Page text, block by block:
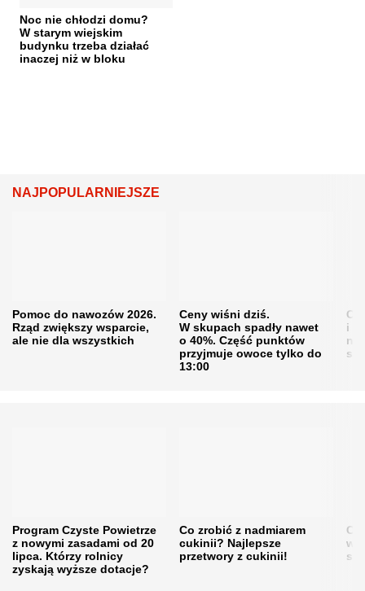
Noc nie chłodzi domu?
W starym wiejskim
budynku trzeba działać
inaczej niż w bloku
NAJPOPULARNIEJSZE
Pomoc do nawozów 2026.
Rząd zwiększy wsparcie,
ale nie dla wszystkich
Ceny wiśni dziś.
W skupach spadły nawet
o 40%. Część punktów
przyjmuje owoce tylko do
13:00
i
Program Czyste Powietrze
z nowymi zasadami od 20
lipca. Którzy rolnicy
zyskają wyższe dotacje?
Co zrobić z nadmiarem
cukinii? Najlepsze
przetwory z cukinii!
w